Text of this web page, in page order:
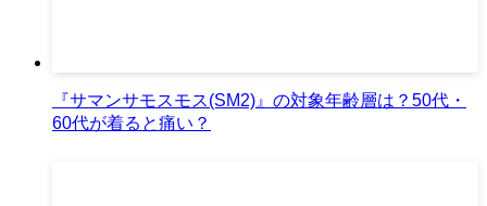
『サマンサモスモス(SM2)』の対象年齢層は？50代・
60代が着ると痛い？